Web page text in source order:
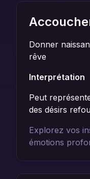
Donner
rêve
Interprétation
Peut
des désirs
Explorez vos
émotions